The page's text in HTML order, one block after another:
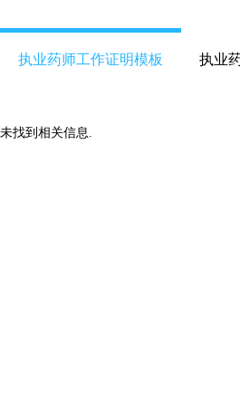
执业药师工作证明模板 执业
未找到相关信息.